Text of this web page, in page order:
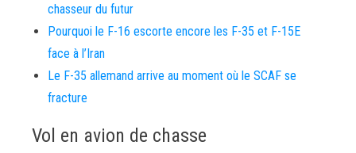
chasseur du futur
Pourquoi le F-16 escorte encore les F-35 et F-15E
face à l’Iran
Le F-35 allemand arrive au moment où le SCAF se
fracture
Vol en avion de chasse